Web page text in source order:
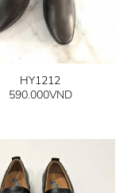
HY1212
590.000VND